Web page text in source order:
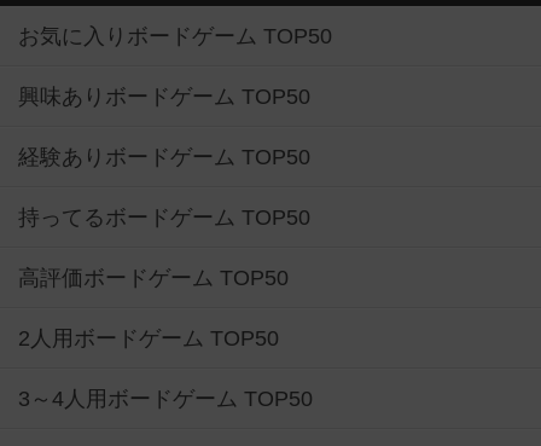
お気に入りボードゲーム TOP50
興味ありボードゲーム TOP50
経験ありボードゲーム TOP50
持ってるボードゲーム TOP50
高評価ボードゲーム TOP50
2人用ボードゲーム TOP50
3～4人用ボードゲーム TOP50